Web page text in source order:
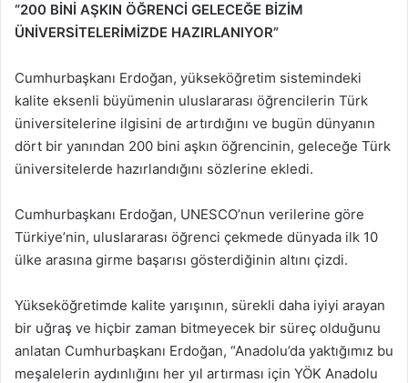
“200 BİNİ AŞKIN ÖĞRENCİ GELECEĞE BİZİM
ÜNİVERSİTELERİMİZDE HAZIRLANIYOR”
Cumhurbaşkanı Erdoğan, yükseköğretim sistemindeki
kalite eksenli büyümenin uluslararası öğrencilerin Türk
üniversitelerine ilgisini de artırdığını ve bugün dünyanın
dört bir yanından 200 bini aşkın öğrencinin, geleceğe Türk
üniversitelerde hazırlandığını sözlerine ekledi.
Cumhurbaşkanı Erdoğan, UNESCO’nun verilerine göre
Türkiye’nin, uluslararası öğrenci çekmede dünyada ilk 10
ülke arasına girme başarısı gösterdiğinin altını çizdi.
Yükseköğretimde kalite yarışının, sürekli daha iyiyi arayan
bir uğraş ve hiçbir zaman bitmeyecek bir süreç olduğunu
anlatan Cumhurbaşkanı Erdoğan, “Anadolu’da yaktığımız bu
meşalelerin aydınlığını her yıl artırması için YÖK Anadolu